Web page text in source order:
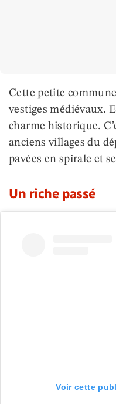
Cette petite
vestiges médiévaux.
charme historique.
anciens villages du
pavées en spirale et
Un riche passé
Voir cette